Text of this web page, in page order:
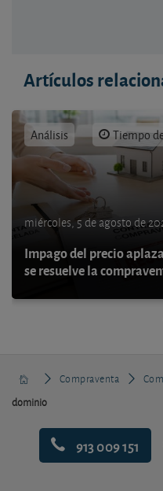
Artículos
Análisis Tiempo
miércoles, 5 de agosto de
Impago del precio
se resuelve la
Compraventa
dominio
913 009 151